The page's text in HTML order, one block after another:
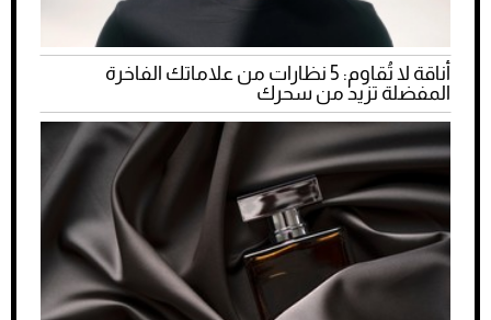
أناقة لا تُقاوم: 5 نظارات من علاماتك الفاخرة
المفضلة تزيد من سحرك